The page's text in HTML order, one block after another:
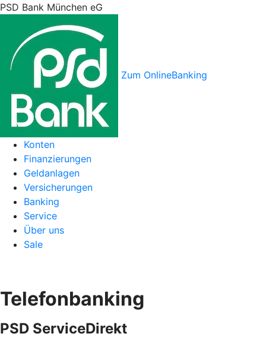
PSD Bank München eG
Zum OnlineBanking
Konten
Finanzierungen
Geldanlagen
Versicherungen
Banking
Service
Über uns
Sale
Telefonbanking
PSD ServiceDirekt